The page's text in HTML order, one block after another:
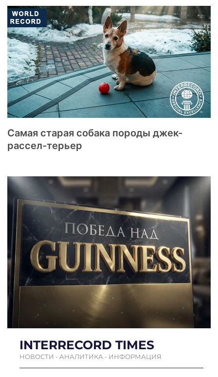
Самая старая собака породы джек-
рассел-терьер
INTERRECORD TIMES
НОВОСТИ - АНАЛИТИКА - ИНФОРМАЦИЯ